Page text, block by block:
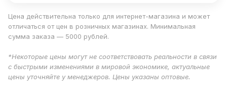
Цена действительна только для интернет-магазина и может
отличаться от цен в розничных магазинах. Минимальная
сумма заказа — 5000 рублей.
*Некоторые цены могут не соответствовать реальности в связи
с быстрыми изменениями в мировой экономике, актуальные
цены уточняйте у менеджеров. Цены указаны оптовые.